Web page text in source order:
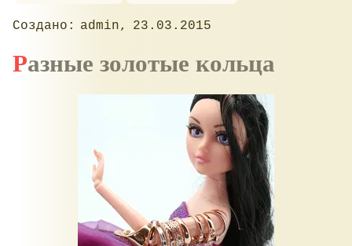
admin 23.03.2015
Разные золотые кольца